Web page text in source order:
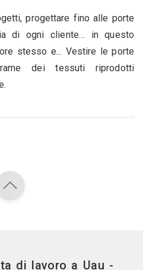
progettare fino alle porte
di ogni cliente… in questo
stesso e... Vestire le porte
dei tessuti riprodotti
di lavoro a Uau -